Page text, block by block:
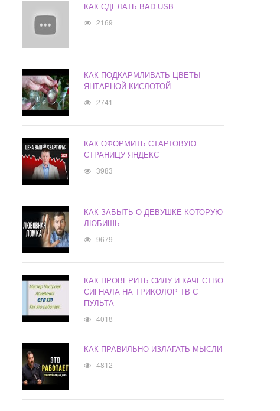
КАК СДЕЛАТЬ BAD USB
2169
КАК ПОДКАРМЛИВАТЬ ЦВЕТЫ
ЯНТАРНОЙ КИСЛОТОЙ
2741
КАК ОФОРМИТЬ СТАРТОВУЮ
СТРАНИЦУ ЯНДЕКС
3983
КАК ЗАБЫТЬ О ДЕВУШКЕ КОТОРУЮ
ЛЮБИШЬ
9679
КАК ПРОВЕРИТЬ СИЛУ И КАЧЕСТВО
СИГНАЛА НА ТРИКОЛОР ТВ С
ПУЛЬТА
4018
КАК ПРАВИЛЬНО ИЗЛАГАТЬ МЫСЛИ
4812